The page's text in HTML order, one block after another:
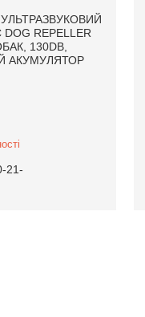
УЛЬТРАЗВУКОВИЙ
DOG REPELLER
130DB,
АКУМУЛЯТОР
21-